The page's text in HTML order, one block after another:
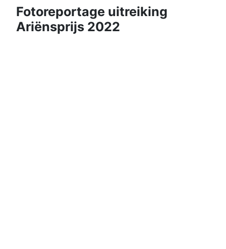
Fotoreportage uitreiking
Ariënsprijs 2022